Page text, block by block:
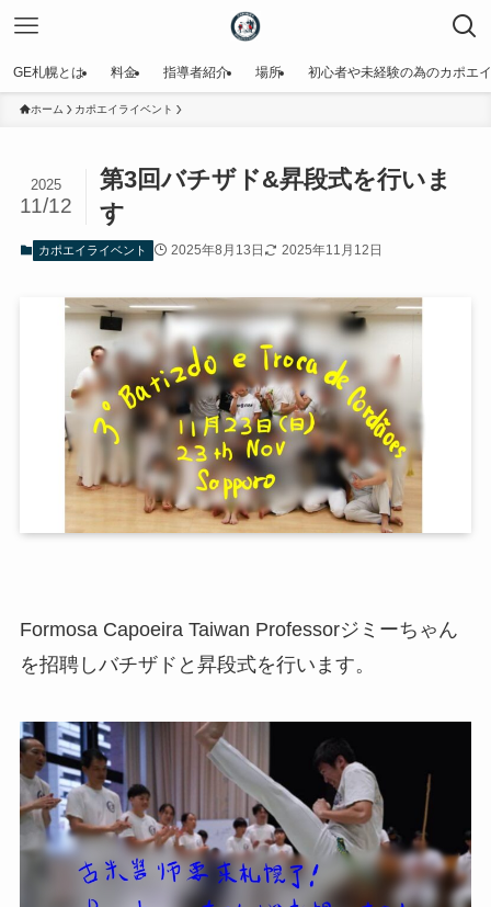
GE札幌とは 料金 指導者紹介 場所 初心者や未経験の為のカポエ
ホーム カポエイライベント
第3回バチザド&昇段式を行いま
す
2025
11/12
カポエイライベント 2025年8月13日 2025年11月12日
Formosa Capoeira Taiwan Professorジミーちゃん
を招聘しバチザドと昇段式を行います。